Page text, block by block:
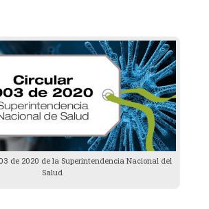
de 2020 de la Superintendencia Nacional del
Salud